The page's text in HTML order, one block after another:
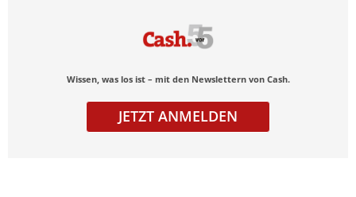
Wissen, was los ist – mit den Newslettern von Cash.
JETZT ANMELDEN